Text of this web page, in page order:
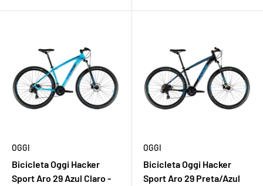
OGGI
Bicicleta Oggi Hacker
Sport Aro 29 Azul Claro -
OGGI
Bicicleta Oggi Hacker
Sport Aro 29 Preta/Azul